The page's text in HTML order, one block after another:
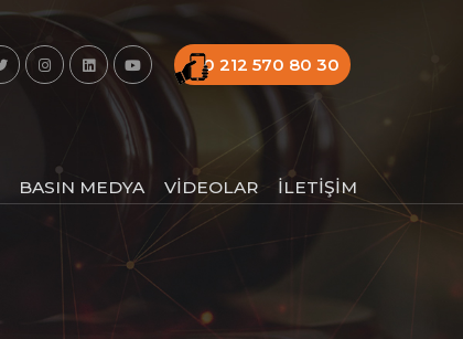
0 212 570 80 30
BASIN MEDYA VİDEOLAR İLETİŞİM